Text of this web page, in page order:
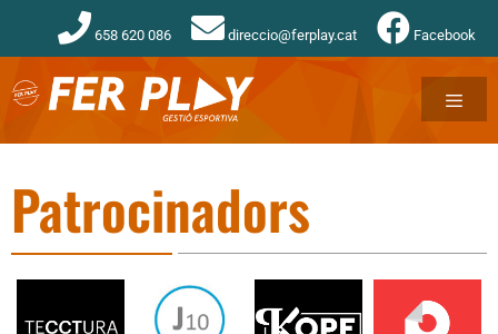
658 620 086 direccio@ferplay.cat Facebook
Patrocinadors